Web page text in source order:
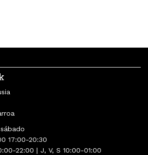
17:00-20:30
22:00 | J, V, S 10:00-01:00